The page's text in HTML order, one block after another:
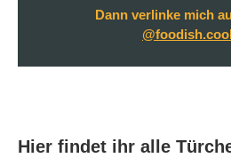
Dann verlinke mich
Hier findet ihr alle